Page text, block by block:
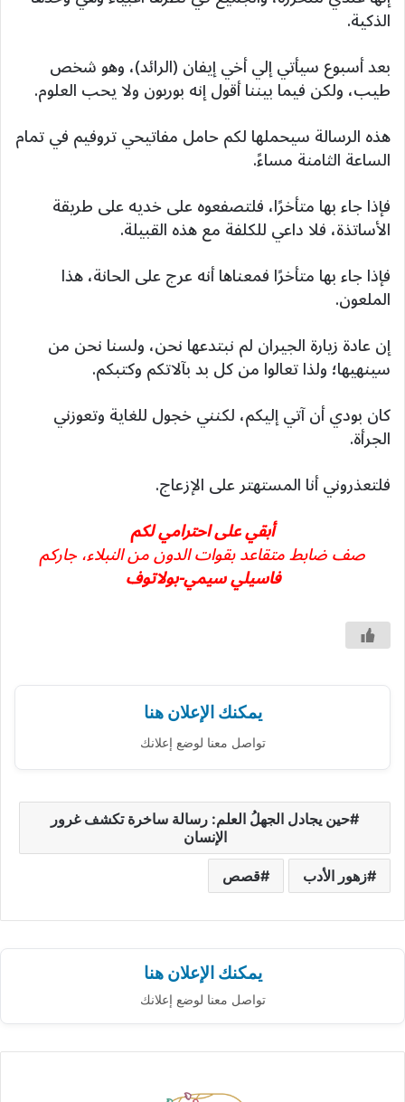
الذكية.
بعد أسبوع سيأتي إلي أخي إيفان (الرائد)، وهو شخص
طيب، ولكن فيما بيننا أقول إنه بوربون ولا يحب العلوم.
هذه الرسالة سيحملها لكم حامل مفاتيحي تروفيم في تمام
الساعة الثامنة مساءً.
فإذا جاء بها متأخرًا، فلتصفعوه على خديه على طريقة
الأساتذة، فلا داعي للكلفة مع هذه القبيلة.
فإذا جاء بها متأخرًا فمعناها أنه عرج على الحانة، هذا
الملعون.
إن عادة زيارة الجيران لم نبتدعها نحن، ولسنا نحن من
سينهيها؛ ولذا تعالوا من كل بد بآلاتكم وكتبكم.
كان بودي أن آتي إليكم، لكنني خجول للغاية وتعوزني
الجرأة.
فلتعذروني أنا المستهتر على الإزعاج.
أبقي على احترامي لكم
صف ضابط متقاعد بقوات الدون من النبلاء، جاركم
فاسيلي سيمي-بولاتوف
يمكنك الإعلان هنا
تواصل معنا لوضع إعلانك
حين يجادل الجهلُ العلم: رسالة ساخرة تكشف غرور
الإنسان
زهور الأدب قصص
يمكنك الإعلان هنا
تواصل معنا لوضع إعلانك